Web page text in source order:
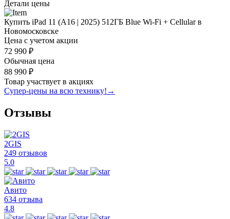
Детали цены
Купить iPad 11 (A16 | 2025) 512ГБ Blue Wi-Fi + Cellular в
Новомосковске
Цена с учетом акции
72 990 ₽
Обычная цена
88 990 ₽
Товар участвует в акциях
Супер-цены на всю технику! →
Отзывы
2GIS
249 отзывов
5.0
Авито
634 отзыва
4.8